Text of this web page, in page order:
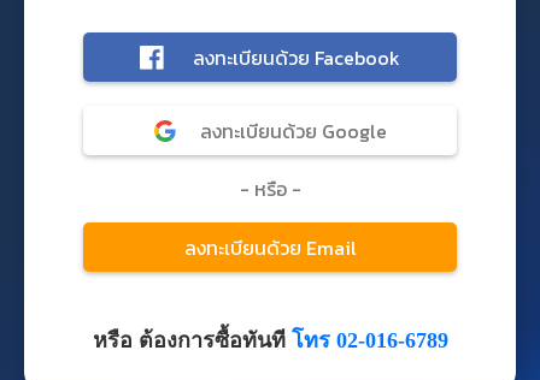
หรือ ต้องการซื้อทันที โทร 02-016-6789